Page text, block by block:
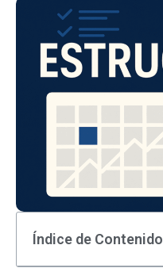
Índice de Contenido